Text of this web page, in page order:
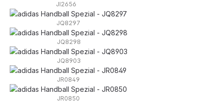
JI2656
JQ8297
JQ8298
JQ8903
JR0849
JR0850